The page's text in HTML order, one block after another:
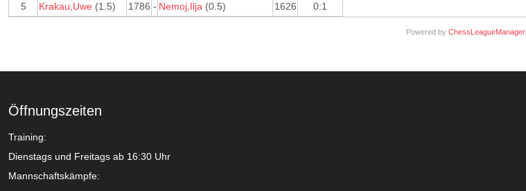
5
Krakau,Uwe (1.5) 1786 - Nemoj,Ilja (0.5) 1626 0:1
Powered by ChessLeagueManager
Öffnungszeiten
Training:
Dienstags und Freitags ab 16:30 Uhr
Mannschaftskämpfe: